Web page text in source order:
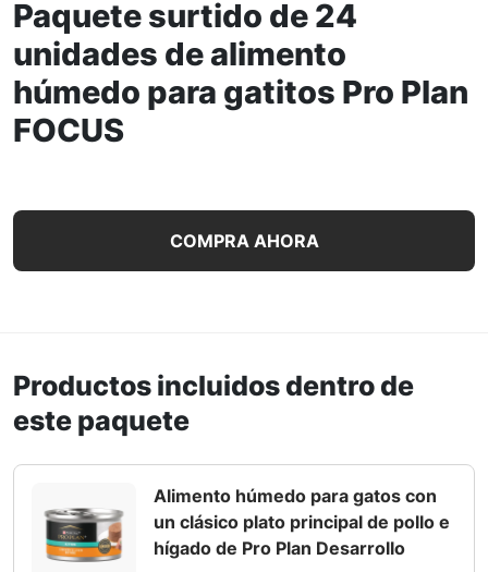
Paquete surtido de 24
unidades de alimento
húmedo para gatitos Pro Plan
FOCUS
Paquete surtido de 24 unidades de alimento húmedo
COMPRA AHORA
Productos incluidos dentro de
este paquete
Alimento húmedo para gatos con
un clásico plato principal de pollo e
hígado de Pro Plan Desarrollo